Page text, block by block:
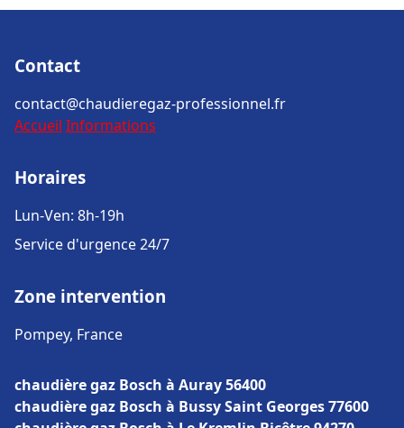
Contact
contact@chaudieregaz-professionnel.fr
Accueil Informations
Horaires
Lun-Ven: 8h-19h
Service d'urgence 24/7
Zone intervention
Pompey, France
chaudière gaz Bosch à Auray 56400
chaudière gaz Bosch à Bussy Saint Georges 77600